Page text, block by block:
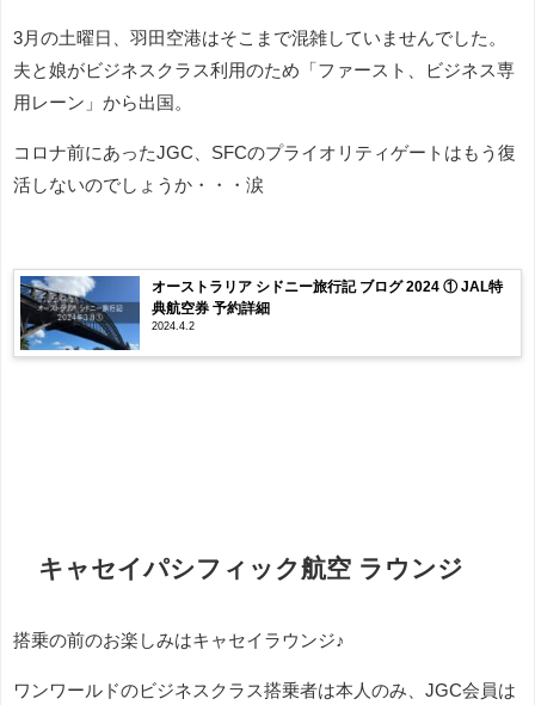
3月の土曜日、羽田空港はそこまで混雑していませんでした。
夫と娘がビジネスクラス利用のため「ファースト、ビジネス専
用レーン」から出国。
コロナ前にあったJGC、SFCのプライオリティゲートはもう復
活しないのでしょうか・・・涙
オーストラリア シドニー旅行記 ブログ 2024 ① JAL特
典航空券 予約詳細
2024.4.2
キャセイパシフィック航空 ラウンジ
搭乗の前のお楽しみはキャセイラウンジ♪
ワンワールドのビジネスクラス搭乗者は本人のみ、JGC会員は